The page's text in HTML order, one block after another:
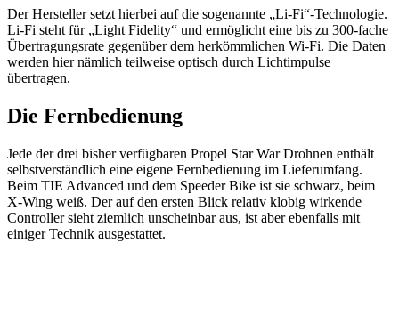
Der Hersteller setzt hierbei auf die sogenannte „Li-Fi“-Technologie.
Li-Fi steht für „Light Fidelity“ und ermöglicht eine bis zu 300-fache
Übertragungsrate gegenüber dem herkömmlichen Wi-Fi. Die Daten
werden hier nämlich teilweise optisch durch Lichtimpulse
übertragen.
Die Fernbedienung
Jede der drei bisher verfügbaren Propel Star War Drohnen enthält
selbstverständlich eine eigene Fernbedienung im Lieferumfang.
Beim TIE Advanced und dem Speeder Bike ist sie schwarz, beim
X-Wing weiß. Der auf den ersten Blick relativ klobig wirkende
Controller sieht ziemlich unscheinbar aus, ist aber ebenfalls mit
einiger Technik ausgestattet.